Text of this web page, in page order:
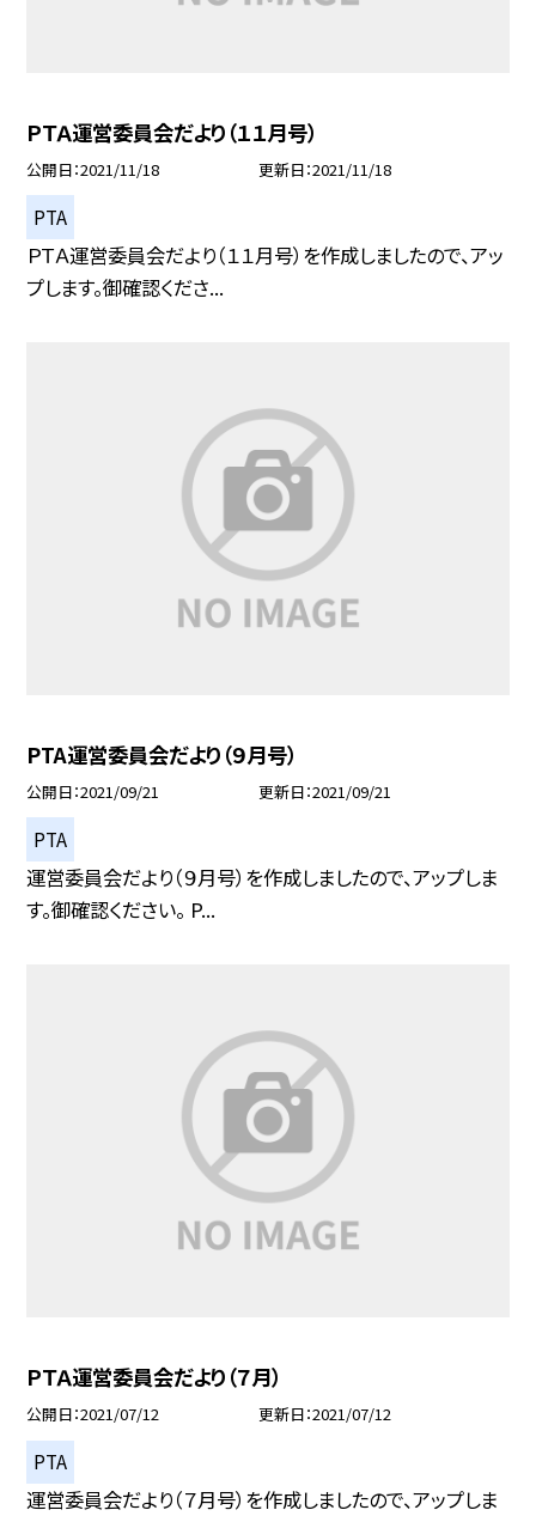
ＰＴＡ運営委員会だより（１１月号）
公開日 2021/11/18 更新日 2021/11/18
PTA
ＰＴＡ運営委員会だより（１１月号）を作成しましたので、アッ
プします。御確認くださ...
PTA運営委員会だより（９月号）
公開日 2021/09/21 更新日 2021/09/21
PTA
運営委員会だより（９月号）を作成しましたので、アップしま
す。御確認ください。 P...
ＰＴＡ運営委員会だより（７月）
公開日 2021/07/12 更新日 2021/07/12
PTA
運営委員会だより（７月号）を作成しましたので、アップしま